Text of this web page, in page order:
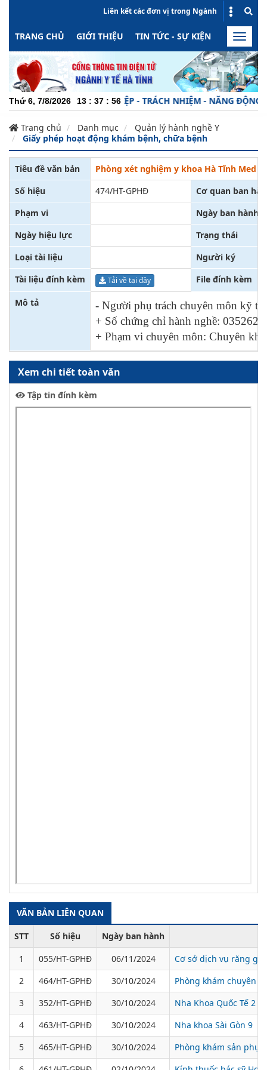
Liên kết các đơn vị trong Ngành
TRANG CHỦ GIỚI THIỆU TIN TỨC - SỰ KIỆN HOẠT
Toggle
Thứ 6, 7/8/2026 13 : 37 : 56
CHUYÊN NGHIỆP - TRÁCH NHIỆM - NĂNG ĐỘNG -
Trang chủ Danh mục
Quản lý hành nghề Y
Giấy phép hoạt động khám bệnh, chữa bệnh
Tiêu đề văn bản
Phòng xét nghiệm y khoa Hà Tĩnh Med
Số hiệu
474/HT-GPHĐ
Cơ quan ban
Phạm vi
Ngày ban hành
Ngày hiệu lực
Trạng thái
Loại tài liệu
Người ký
Tài liệu đính kèm
Tải về tại đây File đính kèm
Mô tả - Người phụ trách chuyên môn kỹ
+ Số chứng chỉ hành nghề: 035262/
+ Phạm vi chuyên môn: Chuyên
Xem chi tiết toàn văn
Tập tin đính kèm
VĂN BẢN LIÊN QUAN
STT Số hiệu Ngày ban hành
1
055/HT-GPHĐ 06/11/2024
Cơ sở dịch vụ răng
2
464/HT-GPHĐ 30/10/2024
Phòng khám chuyên
3
352/HT-GPHĐ 30/10/2024
Nha Khoa Quốc Tế 2
4
463/HT-GPHĐ 30/10/2024
Nha khoa Sài Gòn 9
5
465/HT-GPHĐ 30/10/2024
Phòng khám sản phụ